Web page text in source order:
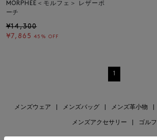
MORPHEE＜モルフェ＞ レザーポ
ーチ
¥14,300
¥7,865 45% OFF
1
メンズウェア メンズバッグ メンズ革小物
メンズアクセサリー ゴルフ